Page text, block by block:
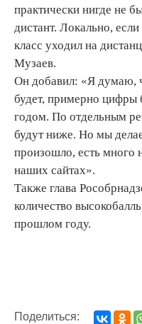
практически нигде не
дистант. Локально,
класс уходил на
Музаев.
Он добавил: «Я думаю,
будет, примерно
годом. По отдельным
будут ниже. Но мы
произошло, есть много
наших сайтах».
Также глава
количество
прошлом году.
Поделиться: